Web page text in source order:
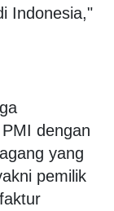
Indonesia,"
dengan
yang
pemilik